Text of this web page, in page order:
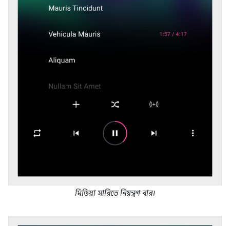
মিডিয়া সারিতে নিয়ন্ত্রণ বার।